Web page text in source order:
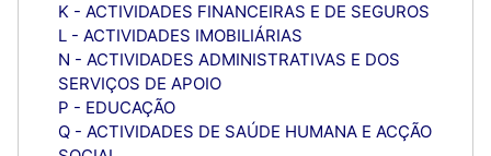
K - ACTIVIDADES FINANCEIRAS E DE SEGUROS
L - ACTIVIDADES IMOBILIÁRIAS
N - ACTIVIDADES ADMINISTRATIVAS E DOS
SERVIÇOS DE APOIO
P - EDUCAÇÃO
Q - ACTIVIDADES DE SAÚDE HUMANA E ACÇÃO